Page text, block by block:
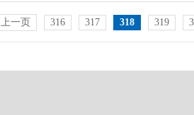
上一页 316 317 318 319